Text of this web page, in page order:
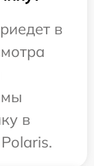
в
мы
в